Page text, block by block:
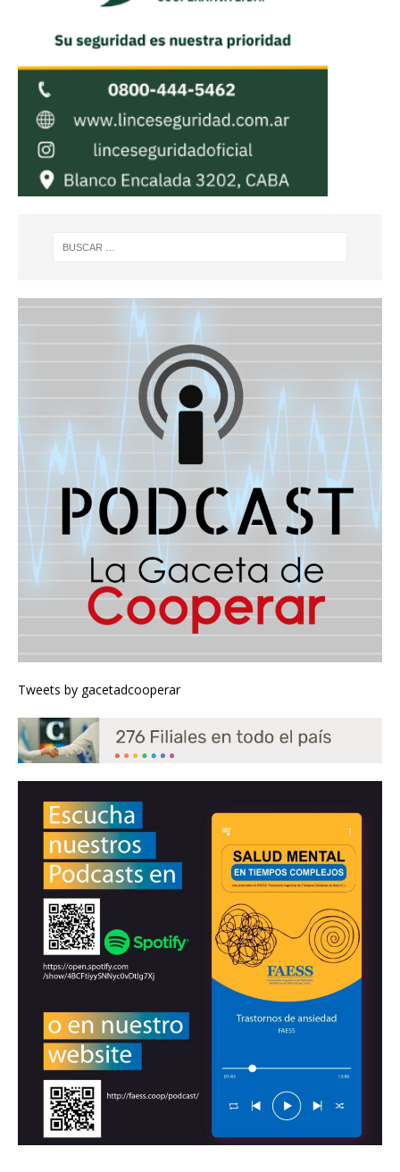
Tweets by gacetadcooperar